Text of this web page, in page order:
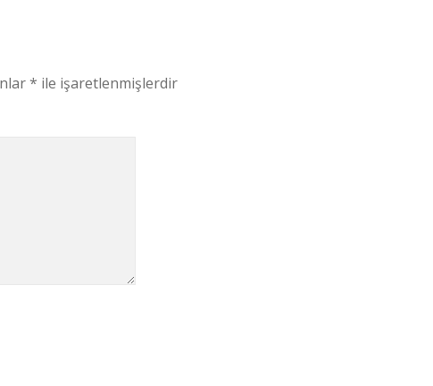
* ile işaretlenmişlerdir